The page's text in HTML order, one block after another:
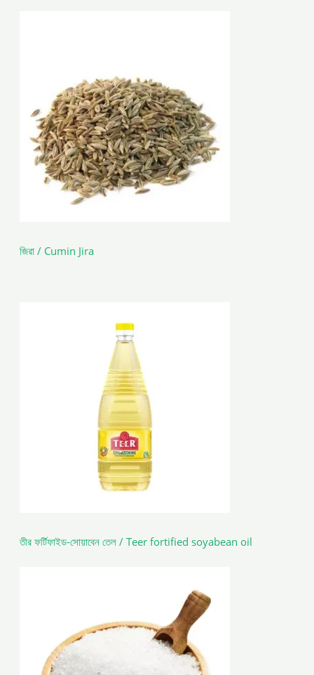
জিরা / Cumin Jira
তীর ফর্টিফাইড-সোয়াবেন তেল / Teer fortified soyabean oil